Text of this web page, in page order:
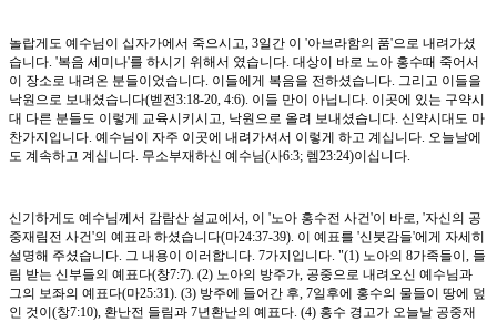
놀랍게도 예수님이 십자가에서 죽으시고, 3일간 이 '아브라함의 품'으로 내려가셨
습니다. '복음 세미나'를 하시기 위해서 였습니다. 대상이 바로 노아 홍수때 죽어서
이 장소로 내려온 분들이었습니다. 이들에게 복음을 전하셨습니다. 그리고 이들을
낙원으로 보내셨습니다(벧전3:18-20, 4:6). 이들 만이 아닙니다. 이곳에 있는 구약시
대 다른 분들도 이렇게 교육시키시고, 낙원으로 올려 보내셨습니다. 신약시대도 마
찬가지입니다. 예수님이 자주 이곳에 내려가셔서 이렇게 하고 계십니다. 오늘날에
도 계속하고 계십니다. 무소부재하신 예수님(사6:3; 렘23:24)이십니다.
신기하게도 예수님께서 감람산 설교에서, 이 '노아 홍수전 사건'이 바로, '자신의 공
중재림전 사건'의 예표라 하셨습니다(마24:37-39). 이 예표를 '신붓감들'에게 자세히
설명해 주셨습니다. 그 내용이 이러합니다. 7가지입니다. "(1) 노아의 8가족들이, 들
림 받는 신부들의 예표다(창7:7). (2) 노아의 방주가, 공중으로 내려오신 예수님과
그의 보좌의 예표다(마25:31). (3) 방주에 들어간 후, 7일후에 홍수의 물들이 땅에 덮
인 것이(창7:10), 환난전 들림과 7년환난의 예표다. (4) 홍수 경고가 오늘날 공중재